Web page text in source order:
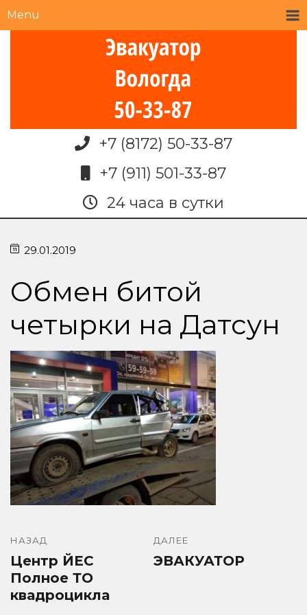
Menu
+7 (8172) 50-33-87
+7 (911) 501-33-87
24 часа в сутки
29.01.2019
Обмен битой
четырки на Датсун
НАЗАД
Центр ЙЕС
Полное ТО
квадроцикла
ДАЛЕЕ
ЭВАКУАТОР